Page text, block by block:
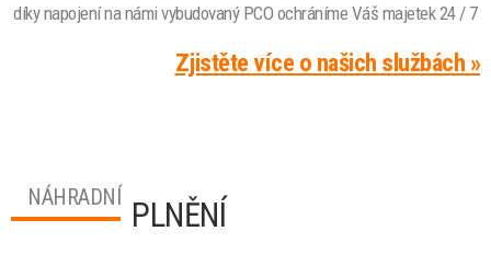
díky napojení na námi vybudovaný PCO ochráníme Váš majetek 24 / 7
Zjistěte více o našich službách »
NÁHRADNÍ PLNĚNÍ